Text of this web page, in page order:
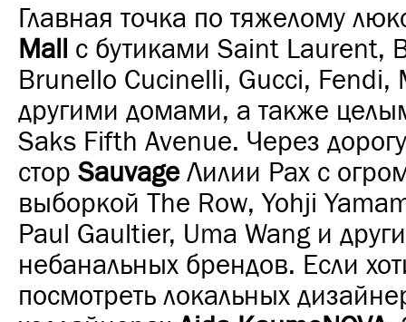
Главная точка по тяжелому
Mall с бутиками Saint Laurent,
Brunello Cucinelli, Gucci, Fendi,
другими домами, а также
Saks Fifth Avenue. Через
стор SauvageЛилии Рах с
выборкой The Row, Yohji
Paul Gaultier, Uma Wang и
небанальных брендов. Если
посмотреть локальных